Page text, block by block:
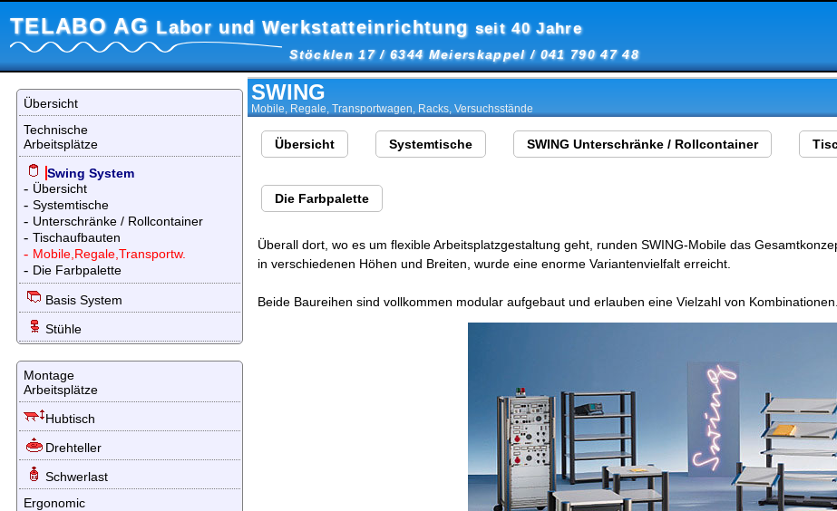
TELABO AGLabor und Werkstatteinrichtung seit 40 Jahre
Stöcklen 17 / 6344 Meierskappel / 041 790 47 48
Übersicht
Technische
Arbeitsplätze
Swing System
- Übersicht
- Systemtische
- Unterschränke / Rollcontainer
- Tischaufbauten
- Mobile,Regale,Transportw.
- Die Farbpalette
Basis System
Stühle
Montage
Arbeitsplätze
Hubtisch
Drehteller
Schwerlast
Ergonomic
SWING
Mobile, Regale, Transportwagen, Racks, Versuchsstände
Übersicht Systemtische SWING Unterschränke / Rollcontainer
Die Farbpalette
Überall dort, wo es um flexible Arbeitsplatzgestaltung geht, runden SWING-Mobile das
in verschiedenen Höhen und Breiten, wurde eine enorme Variantenvielfalt erreicht.
Beide Baureihen sind vollkommen modular aufgebaut und erlauben eine Vielzahl von Kombinationen.